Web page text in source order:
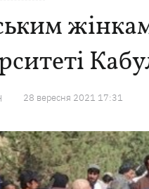
28 вересня 2021 17:31